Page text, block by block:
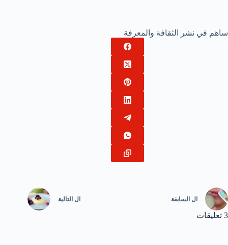
ساهم في نشر الثقافة والمعرفة
ال السابقة ال التالية
3 تعليقات